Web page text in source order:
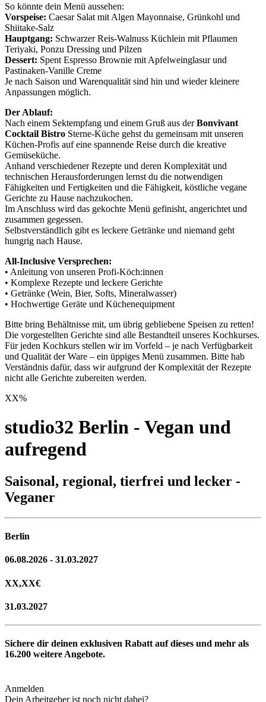
So könnte dein Menü aussehen:
Vorspeise: Caesar Salat mit Algen Mayonnaise, Grünkohl und
Shiitake-Salz
Hauptgang: Schwarzer Reis-Walnuss Küchlein mit Pflaumen
Teriyaki, Ponzu Dressing und Pilzen
Dessert: Spent Espresso Brownie mit Apfelweinglasur und
Pastinaken-Vanille Creme
Je nach Saison und Warenqualität sind hin und wieder kleinere
Anpassungen möglich.
Der Ablauf:
Nach einem Sektempfang und einem Gruß aus derBonvivant
Cocktail Bistro Sterne-Küche gehst du gemeinsam mit unseren
Küchen-Profis auf eine spannende Reise durch die kreative
Gemüseküche.
Anhand verschiedener Rezepte und deren Komplexität und
technischen Herausforderungen lernst du die notwendigen
Fähigkeiten und Fertigkeiten und die Fähigkeit, köstliche vegane
Gerichte zu Hause nachzukochen.
Im Anschluss wird das gekochte Menü gefinisht, angerichtet und
zusammen gegessen.
Selbstverständlich gibt es leckere Getränke und niemand geht
hungrig nach Hause.
All-Inclusive Versprechen:
• Anleitung von unseren Profi-Köch:innen
• Komplexe Rezepte und leckere Gerichte
• Getränke (Wein, Bier, Softs, Mineralwasser)
• Hochwertige Geräte und Küchenequipment
Bitte bring Behältnisse mit, um übrig gebliebene Speisen zu retten!
Die vorgestellten Gerichte sind alle Bestandteil unseres Kochkurses.
Für jeden Kochkurs stellen wir im Vorfeld – je nach Verfügbarkeit
und Qualität der Ware – ein üppiges Menü zusammen. Bitte hab
Verständnis dafür, dass wir aufgrund der Komplexität der Rezepte
nicht alle Gerichte zubereiten werden.
XX%
studio32 Berlin - Vegan und
aufregend
Saisonal, regional, tierfrei und lecker -
Veganer
Berlin
06.08.2026 - 31.03.2027
XX,XX€
31.03.2027
Sichere dir deinen exklusiven Rabatt auf dieses und mehr als
16.200 weitere Angebote.
Anmelden
Dein Arbeitgeber ist noch nicht dabei?